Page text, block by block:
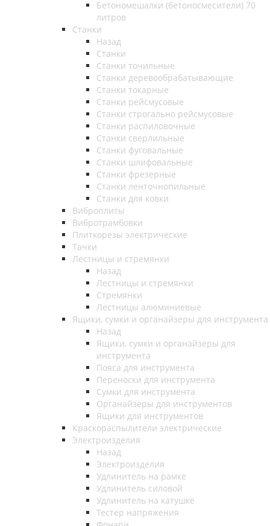
Бетономешалки (бетоносмесители) 70
литров
Станки
Назад
Станки
Станки точильные
Станки деревообрабатывающие
Станки токарные
Станки рейсмусовые
Станки строгально рейсмусовые
Станки распиловочные
Станки сверлильные
Станки фуговальные
Станки шлифовальные
Станки фрезерные
Станки ленточнопильные
Станки для ковки
Виброплиты
Вибротрамбовки
Плиткорезы электрические
Тачки
Лестницы и стремянки
Назад
Лестницы и стремянки
Стремянки
Лестницы алюминиевые
Ящики, сумки и органайзеры для инструмента
Назад
Ящики, сумки и органайзеры для
инструмента
Пояса для инструмента
Переноски для инструмента
Сумки для инструмента
Органайзеры для инструментов
Ящики для инструментов
Краскораспылители электрические
Электроизделия
Назад
Электроизделия
Удлинитель на рамке
Удлинитель силовой
Удлинитель на катушке
Тестер напряжения